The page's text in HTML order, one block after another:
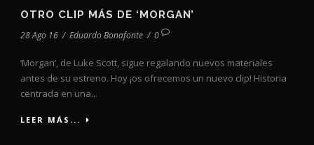
OTRO CLIP MÁS DE ‘MORGAN’
28 Ago 16 / Eduardo Bonafonte / 0
‘Morgan’, de Luke Scott, sigue regalando nuevos materiales
antes de su estreno. Hoy ¡os ofrecemos un nuevo clip! Historia
centrada en una...
LEER MÁS...